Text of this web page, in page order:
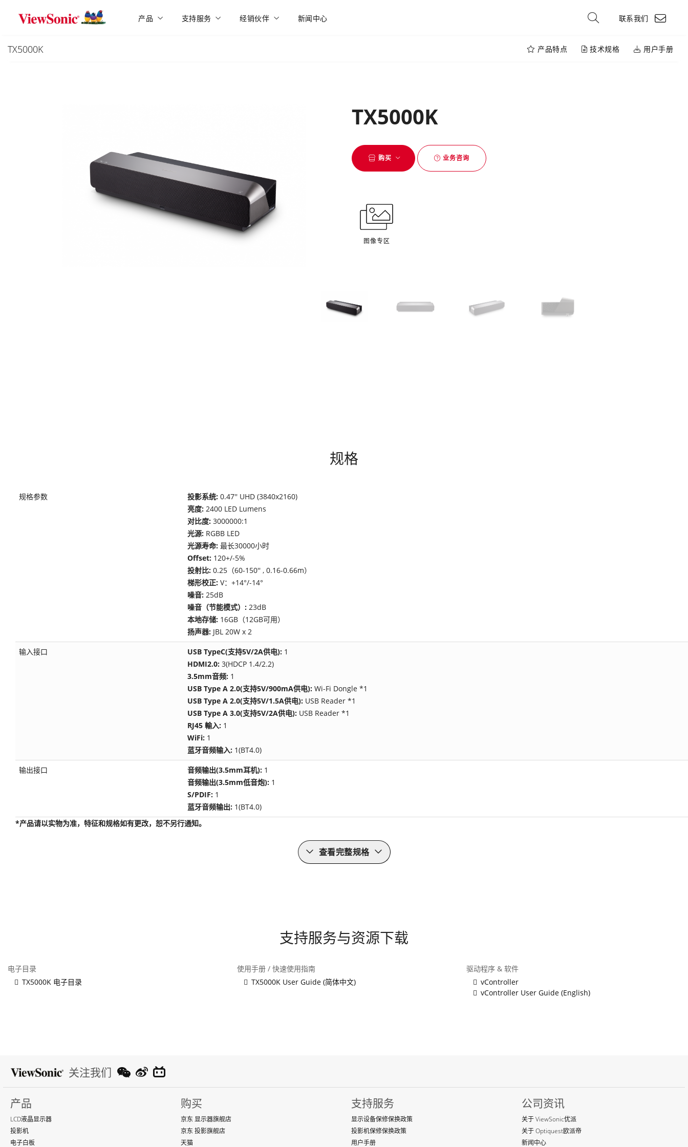
Skip to main content
产品 支持服务 经销伙伴 新闻中心 联系我们
TX5000K 产品特点 技术规格 用户手册
TX5000K
购买 业务咨询
图像专区
规格
规格参数 投影系统: 0.47'' UHD (3840x2160)
亮度: 2400 LED Lumens
对比度: 3000000:1
光源: RGBB LED
光源寿命: 最长30000小时
Offset: 120+/-5%
投射比: 0.25（60-150'' , 0.16-0.66m）
梯形校正: V：+14°/-14°
噪音: 25dB
噪音（节能模式）: 23dB
本地存储: 16GB（12GB可用）
扬声器: JBL 20W x 2
输入接口 USB TypeC(支持5V/2A供电): 1
HDMI2.0: 3(HDCP 1.4/2.2)
3.5mm音频: 1
USB Type A 2.0(支持5V/900mA供电): Wi-Fi Dongle *1
USB Type A 2.0(支持5V/1.5A供电): USB Reader *1
USB Type A 3.0(支持5V/2A供电): USB Reader *1
RJ45 輸入: 1
WiFi: 1
蓝牙音频输入: 1(BT4.0)
输出接口 音频输出(3.5mm耳机): 1
音频输出(3.5mm低音炮): 1
S/PDIF: 1
蓝牙音频输出: 1(BT4.0)
*产品请以实物为准，特征和规格如有更改，恕不另行通知。
查看完整规格
支持服务与资源下载
电子目录
TX5000K 电子目录
使用手册 / 快速使用指南
TX5000K User Guide (简体中文)
驱动程序 & 软件
vController
vController User Guide (English)
关注我们
产品
LCD液晶显示器
投影机
电子白板
购买
京东 显示器旗舰店
京东 投影旗舰店
天猫
支持服务
显示设备保修保换政策
投影机保修保换政策
用户手册
公司资讯
关于 ViewSonic优派
关于 Optiquest欧派帝
新闻中心